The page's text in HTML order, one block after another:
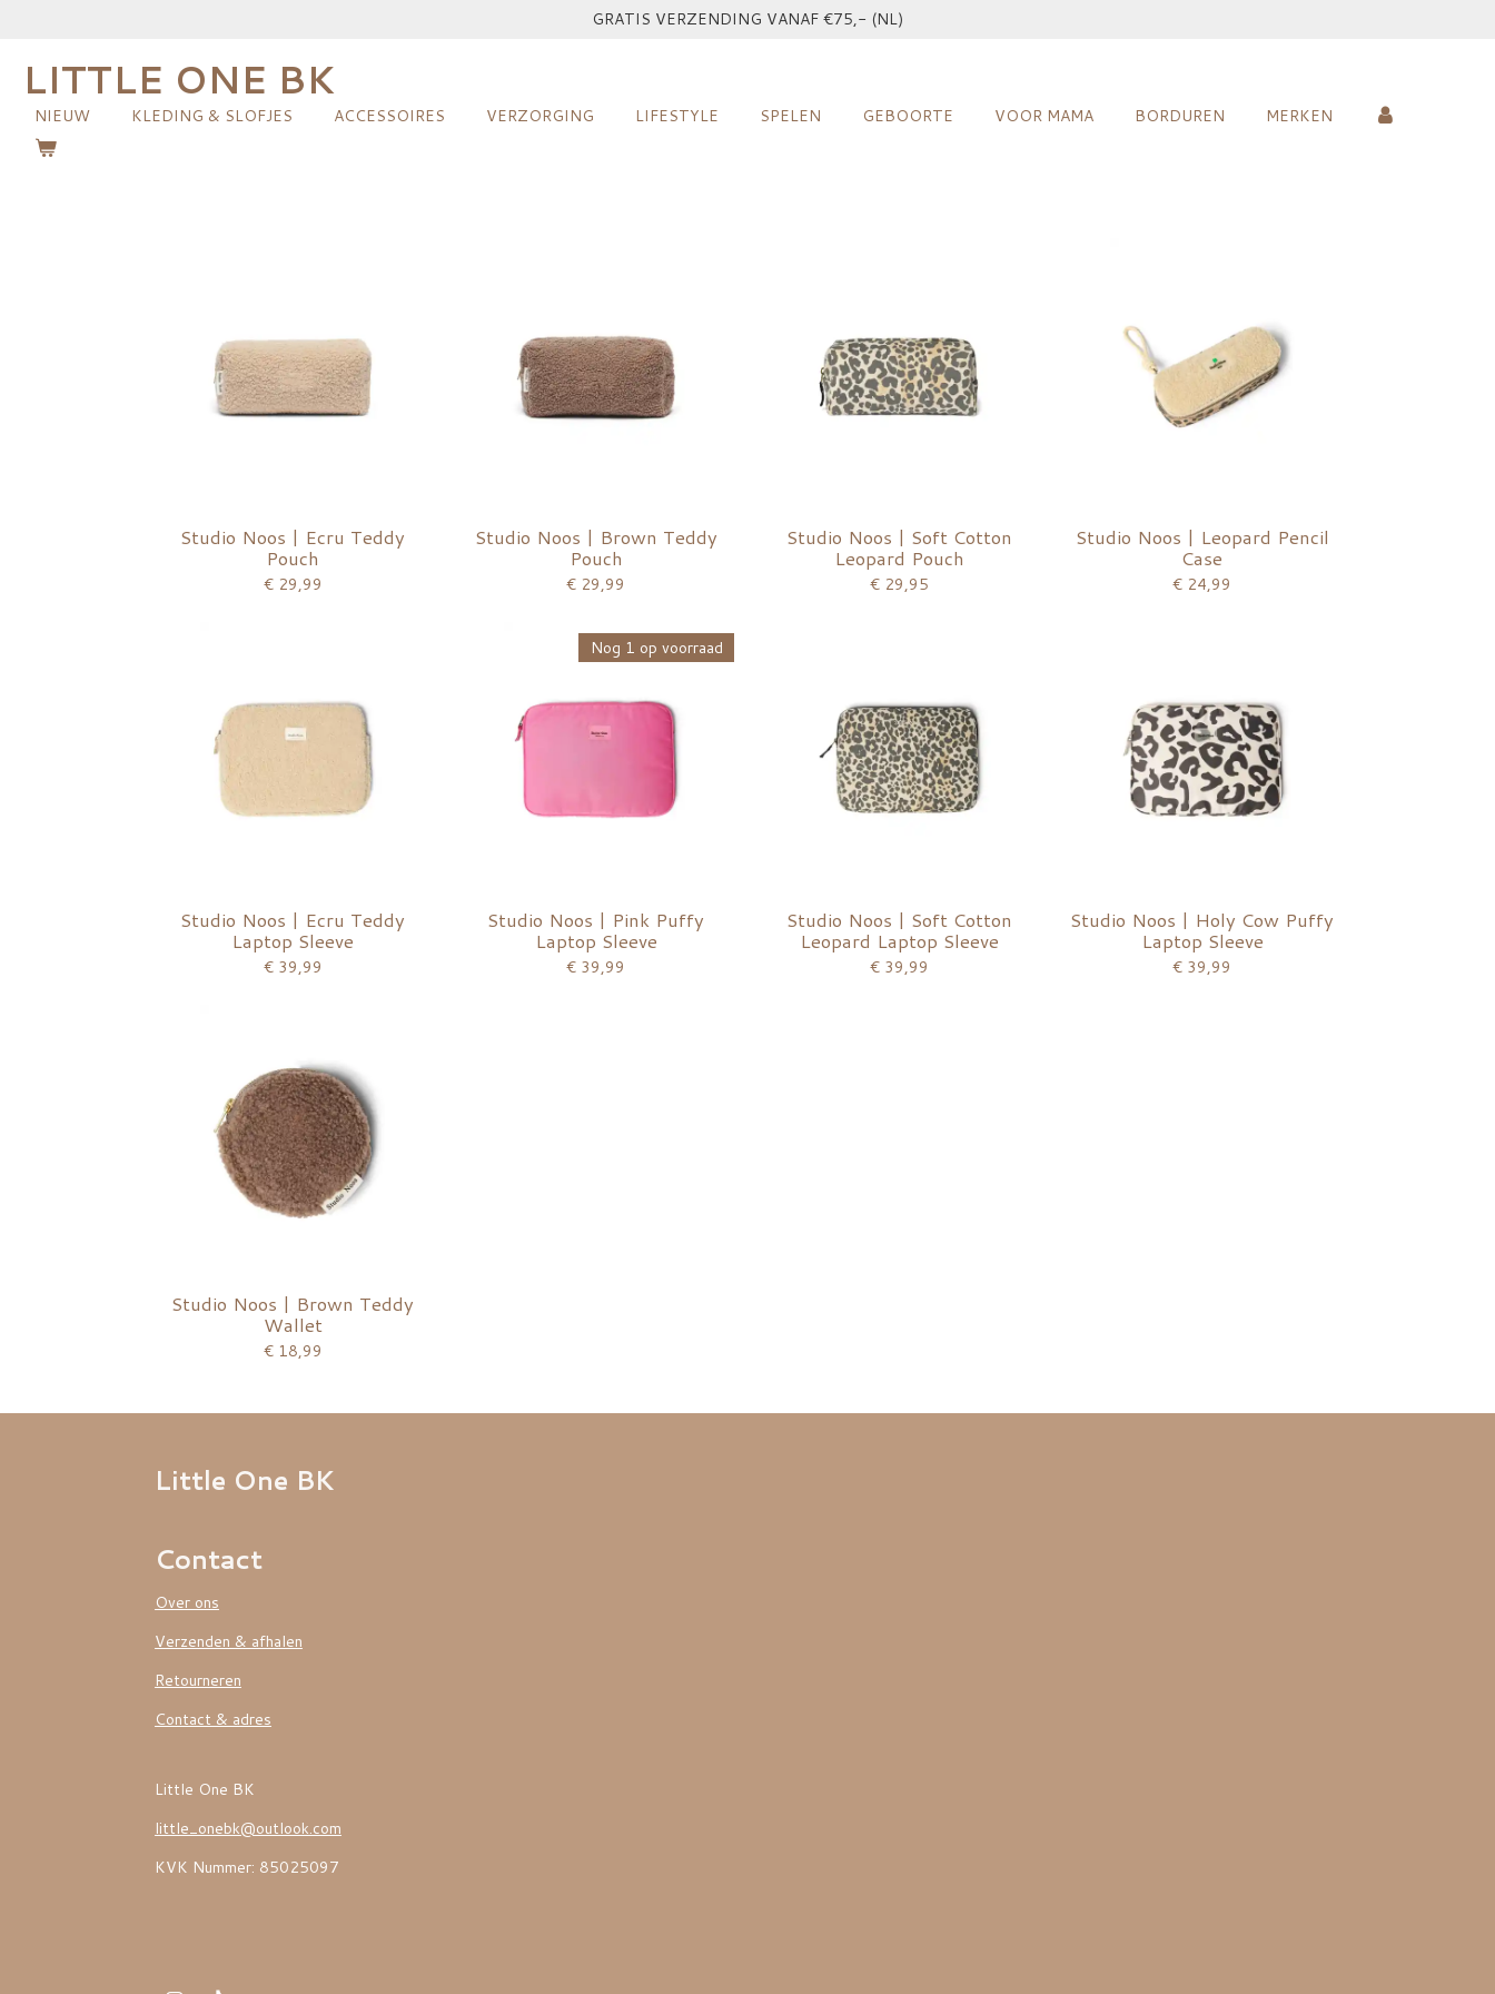
naar
de
hoofdinhoud
GRATIS VERZENDING VANAF €75,- (NL)
LITTLE ONE BK
NIEUW KLEDING & SLOFJES ACCESSOIRES VERZORGING LIFESTYLE SPELEN GEBOORTE VOOR MAMA BORDUREN MERKEN
Studio Noos | Ecru Teddy
Pouch
€ 29,99
Studio Noos | Brown Teddy
Pouch
€ 29,99
Studio Noos | Soft Cotton
Leopard Pouch
€ 29,95
Studio Noos | Leopard Pencil
Case
€ 24,99
Studio Noos | Ecru Teddy
Laptop Sleeve
€ 39,99
Nog 1 op voorraad
Studio Noos | Pink Puffy
Laptop Sleeve
€ 39,99
Studio Noos | Soft Cotton
Leopard Laptop Sleeve
€ 39,99
Studio Noos | Holy Cow Puffy
Laptop Sleeve
€ 39,99
Studio Noos | Brown Teddy
Wallet
€ 18,99
Little One BK
Contact
Over ons
Verzenden & afhalen
Retourneren
Contact & adres
Little One BK
little_onebk@outlook.com
KVK Nummer: 85025097